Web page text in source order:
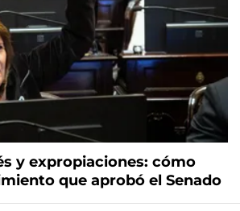
y expropiaciones: cómo
que aprobó el Senado